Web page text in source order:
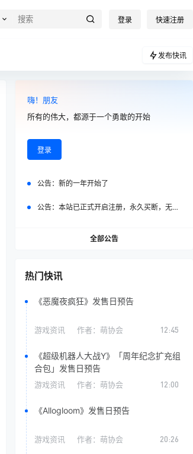
登录 快速注册
发布快讯
嗨！朋友
所有的伟大，都源于一个勇敢的开始
登录
公告： 新的一年开始了
公告： 本站已正式开启注册，永久买断，无任何二次付费
全部公告
热门快讯
《恶魔夜疯狂》发售日预告
游戏资讯 作者： 萌协会 12:45
《超级机器人大战Y》「周年纪念扩充组
合包」发售日预告
游戏资讯 作者： 萌协会 12:00
《Allogloom》发售日预告
游戏资讯 作者： 萌协会 20:26